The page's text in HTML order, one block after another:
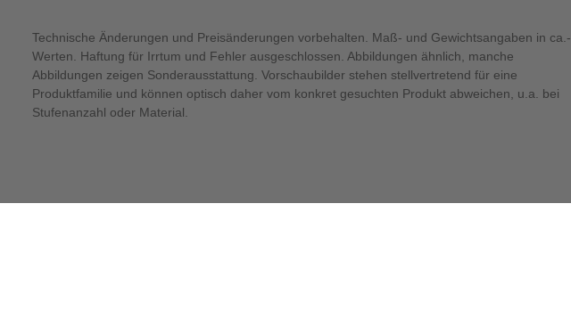
Technische Änderungen und Preisänderungen vorbehalten. Maß- und Gewichtsangaben in ca.-
Werten. Haftung für Irrtum und Fehler ausgeschlossen. Abbildungen ähnlich, manche
Abbildungen zeigen Sonderausstattung. Vorschaubilder stehen stellvertretend für eine
Produktfamilie und können optisch daher vom konkret gesuchten Produkt abweichen, u.a. bei
Stufenanzahl oder Material.